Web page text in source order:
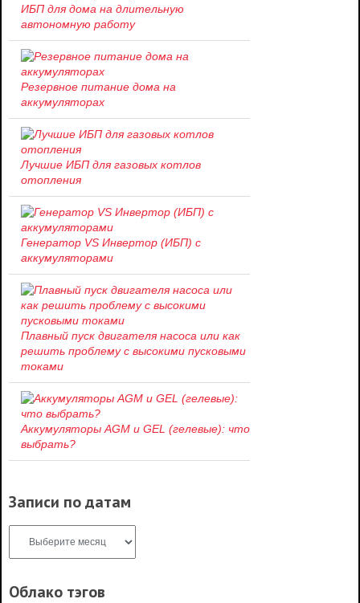
ИБП для дома на длительную
автономную работу
Резервное питание дома на
аккумуляторах
Лучшие ИБП для газовых котлов
отопления
Генератор VS Инвертор (ИБП) с
аккумуляторами
Плавный пуск двигателя насоса или как
решить проблему c высокими пусковыми
токами
Аккумуляторы AGM и GEL (гелевые): что
выбрать?
Записи по датам
Облако тэгов